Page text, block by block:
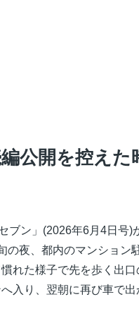
公開を控えた
ブン」(2026年6月4日号)
の夜、都内のマンション
れた様子で先を歩く出
入り、翌朝に再び車で出